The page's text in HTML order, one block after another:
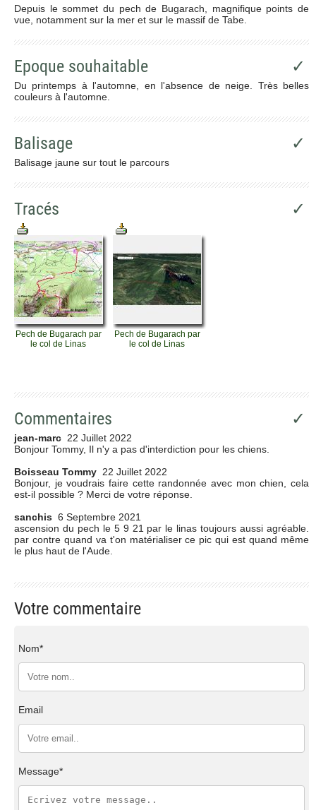
Depuis le sommet du pech de Bugarach, magnifique points de
vue, notamment sur la mer et sur le massif de Tabe.
Epoque souhaitable ✓
Du printemps à l'automne, en l'absence de neige. Très belles
couleurs à l'automne.
Balisage ✓
Balisage jaune sur tout le parcours
Tracés ✓
Pech de Bugarach par
le col de Linas
Pech de Bugarach par
le col de Linas
Commentaires ✓
jean-marc 22 Juillet 2022
Bonjour Tommy, Il n'y a pas d'interdiction pour les chiens.
Boisseau Tommy 22 Juillet 2022
Bonjour, je voudrais faire cette randonnée avec mon chien, cela
est-il possible ? Merci de votre réponse.
sanchis 6 Septembre 2021
ascension du pech le 5 9 21 par le linas toujours aussi agréable.
par contre quand va t'on matérialiser ce pic qui est quand même
le plus haut de l'Aude.
Votre commentaire
Nom*
Email
Message*